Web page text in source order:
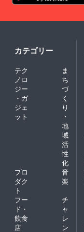
カテゴリー
テク
ノロ
ジー
・ガ
ジェ
ット
ま
ち
づ
く
り
・
地
域
活
性
化
プロ
ダク
ト
音
楽
フー
ド・
飲食
店
チ
ャ
レ
ン